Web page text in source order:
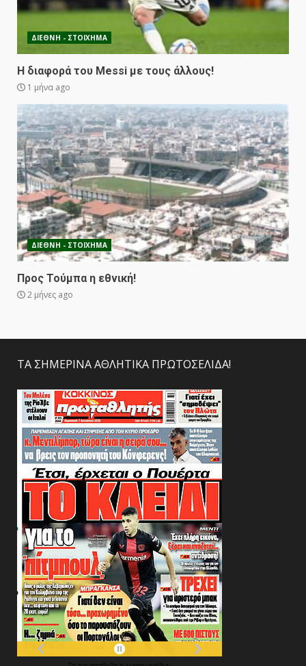
ΔΙΕΘΝΗ - ΣΤΟΙΧΗΜΑ
Η διαφορά του Messi με τους άλλους!
1 μήνα ago
ΔΙΕΘΝΗ - ΣΤΟΙΧΗΜΑ
Προς Τούμπα η εθνική!
2 μήνες ago
ΤΑ ΣΗΜΕΡΙΝΑ ΑΘΛΗΤΙΚΑ ΠΡΩΤΟΣΕΛΙΔΑ!